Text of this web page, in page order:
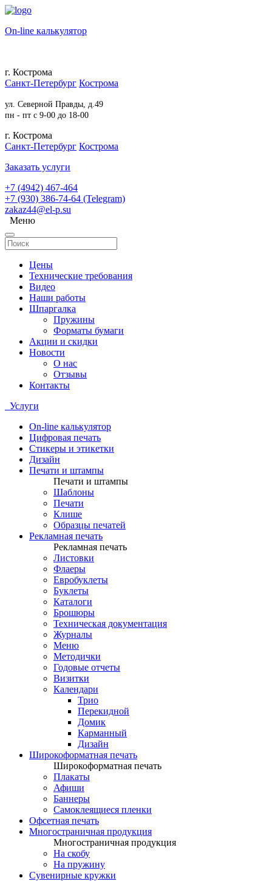
On-line калькулятор
г. Кострома
Санкт-Петербург Кострома
ул. Северной Правды, д.49
пн - пт с 9-00 до 18-00
г. Кострома
Санкт-Петербург Кострома
Заказать услуги
+7 (4942) 467-464
+7 (930) 386-74-64 (Telegram)
zakaz44@el-p.su
Меню
Цены
Технические требования
Видео
Наши работы
Шпаргалка
Пружины
Форматы бумаги
Акции и скидки
Новости
О нас
Отзывы
Контакты
Услуги
On-line калькулятор
Цифровая печать
Стикеры и этикетки
Дизайн
Печати и штампы
Печати и штампы
Шаблоны
Печати
Клише
Образцы печатей
Рекламная печать
Рекламная печать
Листовки
Флаеры
Евробуклеты
Буклеты
Каталоги
Брошюры
Техническая документация
Журналы
Меню
Методички
Годовые отчеты
Визитки
Календари
Трио
Перекидной
Домик
Карманный
Дизайн
Широкоформатная печать
Широкоформатная печать
Плакаты
Афиши
Баннеры
Самоклеящиеся пленки
Офсетная печать
Многостраничная продукция
Многостраничная продукция
На скобу
На пружину
Сувенирные кружки